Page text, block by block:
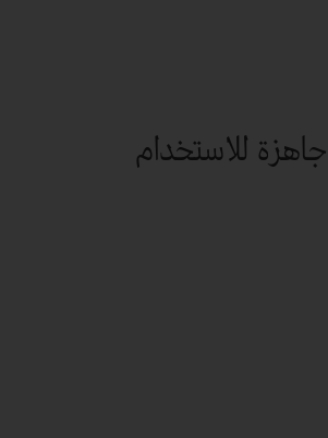
جاهزة للاستخدام